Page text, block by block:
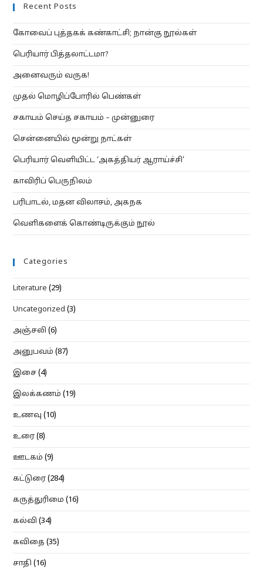
Recent Posts
கோவைப் புத்தகக் கண்காட்சி; நான்கு நூல்கள்
பெரியார் பித்தலாட்டமா?
அனைவரும் வருக!
முதல் மொழிப்போரில் பெண்கள்
சகாயம் செய்த சகாயம் – முன்னுரை
சென்னையில் மூன்று நாட்கள்
பெரியார் வெளியிட்ட ‘அகத்தியர் ஆராய்ச்சி’
காவிரிப் பெருநிலம்
பரிபாடல், மதன விலாசம், அகநக
வெளிகளைக் கொண்டிருக்கும் நூல்
Categories
Literature (29)
Uncategorized (3)
அஞ்சலி (6)
அனுபவம் (87)
இசை (4)
இலக்கணம் (19)
உணவு (10)
உரை(8)
ஊடகம் (9)
கட்டுரை(284)
கருத்துரிமை (16)
கல்வி (34)
கவிதை (35)
சாதி (16)